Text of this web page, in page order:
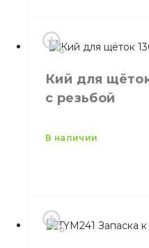
Бренд
Высота
Кий для
с резьбой
в наличии